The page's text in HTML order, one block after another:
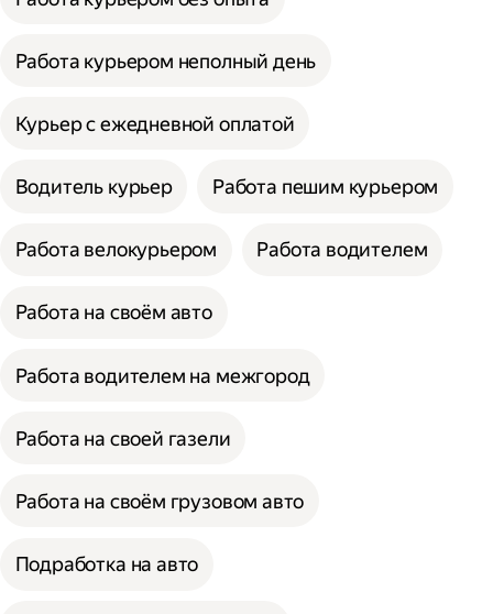
Работа курьером неполный день
Курьер с ежедневной оплатой
Водитель курьер Работа пешим курьером
Работа велокурьером Работа водителем
Работа на своём авто
Работа водителем на межгород
Работа на своей газели
Работа на своём грузовом авто
Подработка на авто